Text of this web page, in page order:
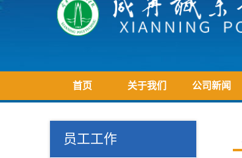
首页 关于我们 公司新闻
员工工作